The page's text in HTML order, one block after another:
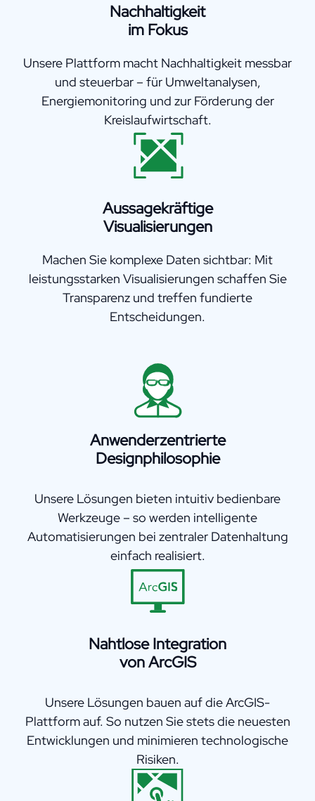
Nachhaltigkeit
im Fokus
Unsere Plattform macht Nachhaltigkeit messbar
und steuerbar – für Umweltanalysen,
Energiemonitoring und zur Förderung der
Kreislaufwirtschaft.
Aussagekräftige
Visualisierungen
Machen Sie komplexe Daten sichtbar: Mit
leistungsstarken Visualisierungen schaffen Sie
Transparenz und treffen fundierte
Entscheidungen.
Anwenderzentrierte
Designphilosophie
Unsere Lösungen bieten intuitiv bedienbare
Werkzeuge – so werden intelligente
Automatisierungen bei zentraler Datenhaltung
einfach realisiert.
Nahtlose Integration
von ArcGIS
Unsere Lösungen bauen auf die ArcGIS-
Plattform auf. So nutzen Sie stets die neuesten
Entwicklungen und minimieren technologische
Risiken.